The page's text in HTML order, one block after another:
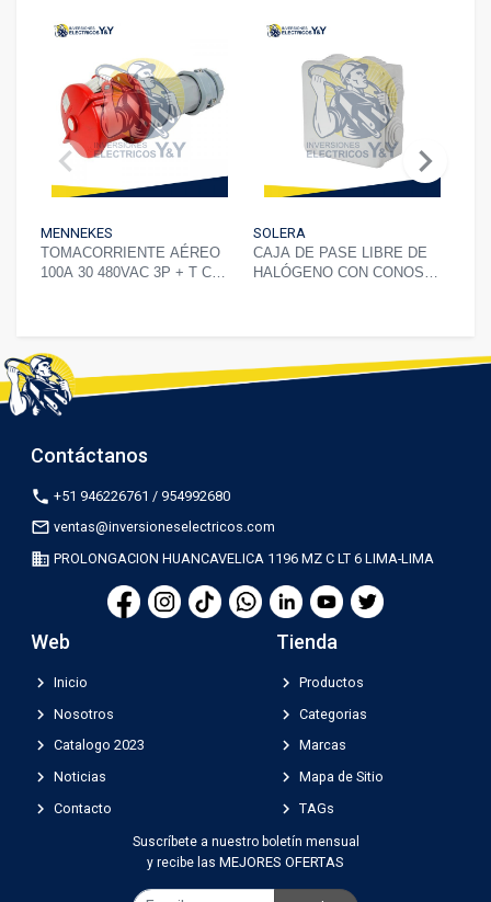
MENNEKES
TOMACORRIENTE AÉREO
100A 30 480VAC 3P + T CON
SOLERA
CAJA DE PASE LIBRE DE
HALÓGENO CON CONOS
chevron_left chevron_right
Contáctanos
phone +51 946226761 / 954992680
mail_outline ventas@inversioneselectricos.com
business PROLONGACION HUANCAVELICA 1196 MZ C LT 6 LIMA-LIMA
Web
chevron_right Inicio
chevron_right Nosotros
chevron_right Catalogo 2023
chevron_right Noticias
chevron_right Contacto
Tienda
chevron_right Productos
chevron_right Categorias
chevron_right Marcas
chevron_right Mapa de Sitio
chevron_right TAGs
Suscríbete a nuestro boletín mensual
y recibe las MEJORES OFERTAS